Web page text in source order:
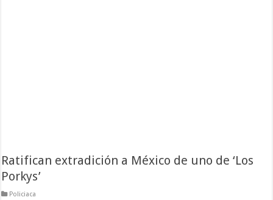
Ratifican extradición a México de uno de ‘Los
Porkys’
Policiaca